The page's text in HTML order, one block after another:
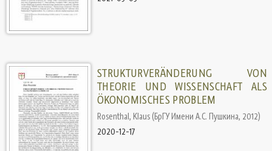
STRUKTURVERÄNDERUNG VON
THEORIE UND WISSENSCHAFT ALS
ÖKONOMISCHES PROBLEM
Rosenthal, Klaus (БрГУ Имени А.С. Пушкина, 2012)
2020-12-17